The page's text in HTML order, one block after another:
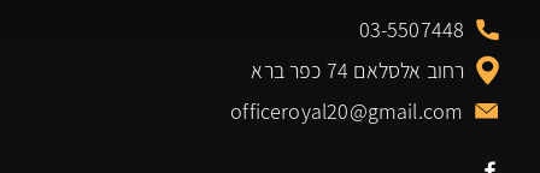
03-5507448
רחוב אלסלאם 74 כפר ברא
officeroyal20@gmail.com